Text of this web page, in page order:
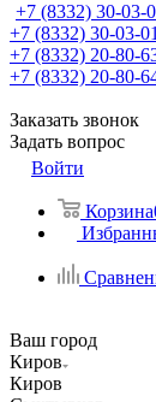
+7 (8332) 30-03-
+7 (8332) 30-03-01
+7 (8332) 20-80-
+7 (8332) 20-80-
Заказать звонок
Задать вопрос
Войти
Корзина
Ваш город
Киров
Киров